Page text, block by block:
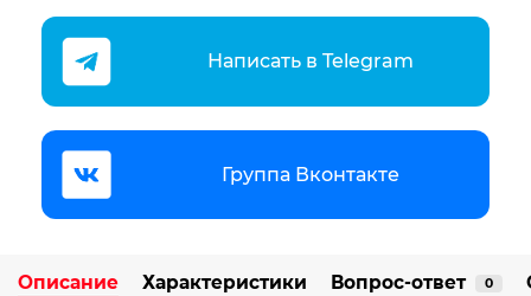
Написать в Telegram
Группа Вконтакте
Описание Характеристики Вопрос-ответ 0